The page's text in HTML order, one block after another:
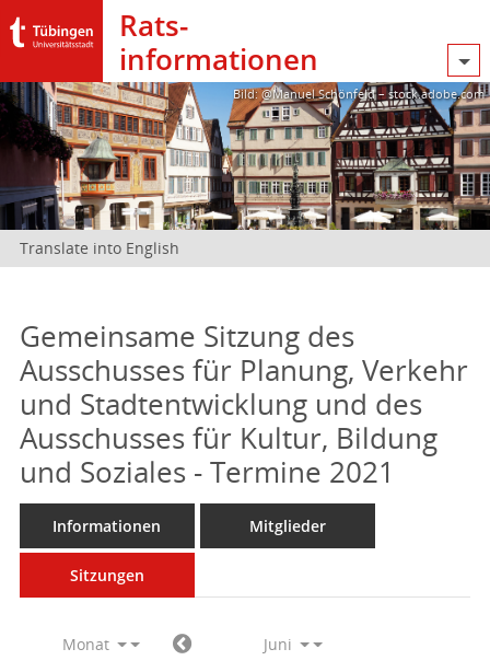
Rats­
informationen
Bild: @Manuel Schönfeld – stock.adobe.com
Translate into English
Gemeinsame Sitzung des
Ausschusses für Planung, Verkehr
und Stadtentwicklung und des
Ausschusses für Kultur, Bildung
und Soziales - Termine 2021
Informationen Mitglieder
Sitzungen
Monat
Juni